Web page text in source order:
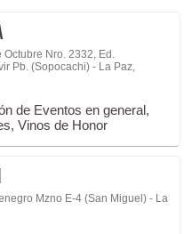
Octubre Nro. 2332, Ed.
Pb. (Sopocachi) - La Paz,
de Eventos en general,
Vinos de Honor
Mzno E-4 (San Miguel) - La